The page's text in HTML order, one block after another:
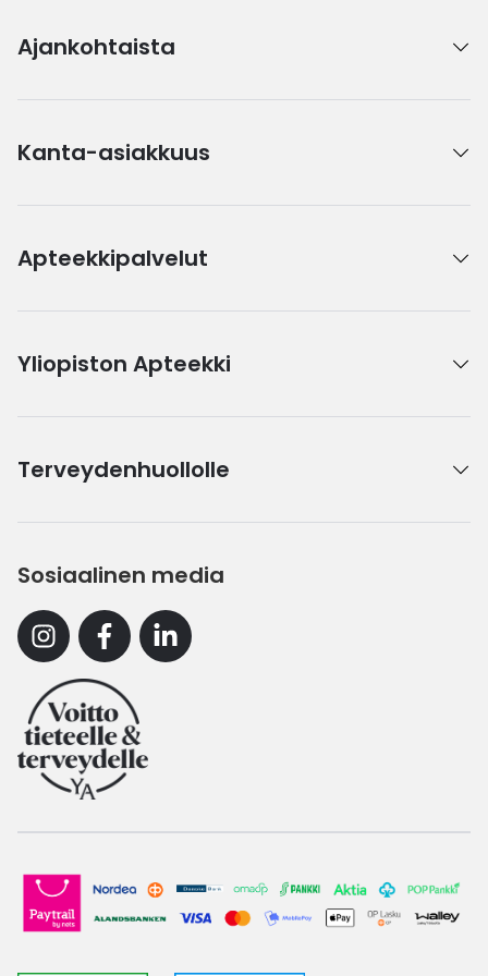
Ajankohtaista
Kanta-asiakkuus
Apteekkipalvelut
Yliopiston Apteekki
Terveydenhuollolle
Sosiaalinen media
InstagramFacebookLinkedin